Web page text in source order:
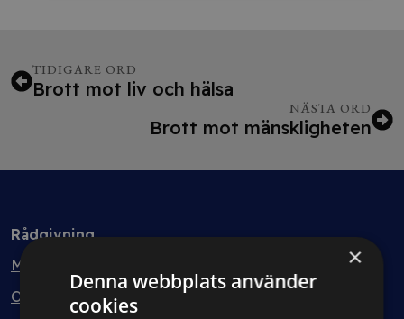
TIDIGARE ORD
Brott mot liv och hälsa
NÄSTA ORD
Brott mot mänskligheten
Rådgivning
Min bolagsjurist
Ombud
×
Denna webbplats använder
cookies